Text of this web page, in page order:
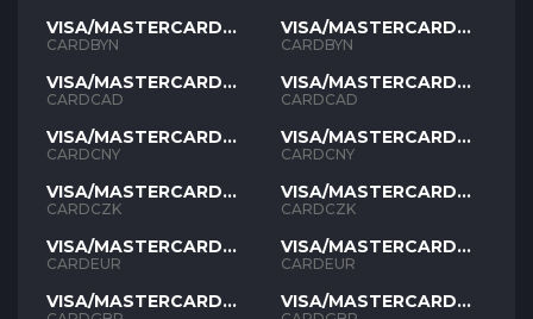
VISA/MASTERCARD
BYN
CARDBYN
VISA/MASTERCARD
CAD
CARDCAD
VISA/MASTERCARD
CNY
CARDCNY
VISA/MASTERCARD
CZK
CARDCZK
VISA/MASTERCARD
EUR
CARDEUR
VISA/MASTERCARD
VISA/MASTERCARD
BYN
CARDBYN
VISA/MASTERCARD
CAD
CARDCAD
VISA/MASTERCARD
CNY
CARDCNY
VISA/MASTERCARD
CZK
CARDCZK
VISA/MASTERCARD
EUR
CARDEUR
VISA/MASTERCARD